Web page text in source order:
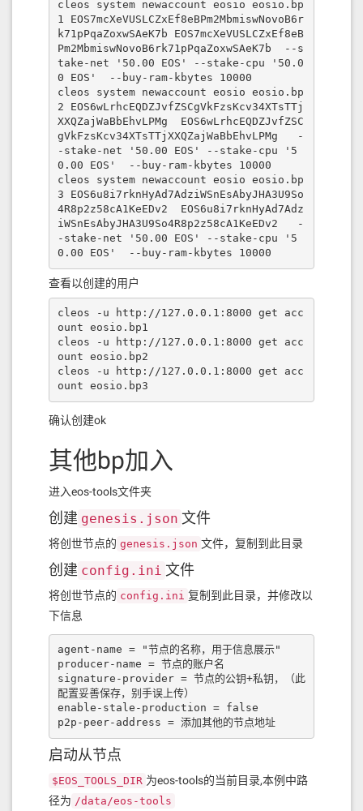
cleos system newaccount eosio eosio.bp
1 EOS7mcXeVUSLCZxEf8eBPm2MbmiswNovoB6r
k71pPqaZoxwSAeK7b EOS7mcXeVUSLCZxEf8eB
Pm2MbmiswNovoB6rk71pPqaZoxwSAeK7b  --s
take-net '50.00 EOS' --stake-cpu '50.0
0 EOS'  --buy-ram-kbytes 10000
cleos system newaccount eosio eosio.bp
2 EOS6wLrhcEQDZJvfZSCgVkFzsKcv34XTsTTj
XXQZajWaBbEhvLPMg  EOS6wLrhcEQDZJvfZSC
gVkFzsKcv34XTsTTjXXQZajWaBbEhvLPMg   -
-stake-net '50.00 EOS' --stake-cpu '5
0.00 EOS'  --buy-ram-kbytes 10000
cleos system newaccount eosio eosio.bp
3 EOS6u8i7rknHyAd7AdziWSnEsAbyJHA3U9So
4R8p2z58cA1KeEDv2  EOS6u8i7rknHyAd7Adz
iWSnEsAbyJHA3U9So4R8p2z58cA1KeEDv2   -
-stake-net '50.00 EOS' --stake-cpu '5
0.00 EOS'  --buy-ram-kbytes 10000
查看以创建的用户
cleos -u http://127.0.0.1:8000 get acc
ount eosio.bp1
cleos -u http://127.0.0.1:8000 get acc
ount eosio.bp2
cleos -u http://127.0.0.1:8000 get acc
ount eosio.bp3
确认创建ok
其他bp加入
进入eos-tools文件夹
创建 genesis.json 文件
将创世节点的 genesis.json 文件，复制到此目录
创建 config.ini 文件
将创世节点的 config.ini 复制到此目录，并修改以
下信息
agent-name = "节点的名称，用于信息展示"
producer-name = 节点的账户名
signature-provider = 节点的公钥+私钥，（此
配置妥善保存，别手误上传）
enable-stale-production = false
p2p-peer-address = 添加其他的节点地址
启动从节点
$EOS_TOOLS_DIR 为eos-tools的当前目录,本例中路
径为 /data/eos-tools